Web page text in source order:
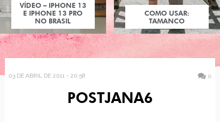
VÍDEO – IPHONE 13
E IPHONE 13 PRO
NO BRASIL
COMO USAR:
TAMANCO
03 DE ABRIL DE 2011 - 20:58 0
POSTJANA6